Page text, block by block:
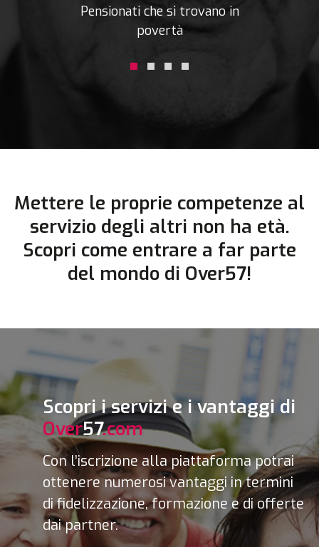
Pensionati che si trovano in
povertà
Mettere le proprie competenze al
servizio degli altri non ha età.
Scopri come entrare a far parte
del mondo di Over57!
Scopri i servizi e i vantaggi di
Over57.com
Con l’iscrizione alla piattaforma potrai
ottenere numerosi vantaggi in termini
di fidelizzazione, formazione e di offerte
dai partner.